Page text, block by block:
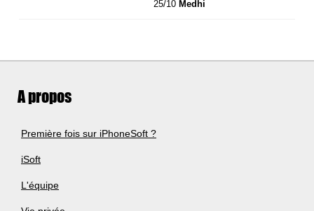
25/10 Medhi
A propos
Première fois sur iPhoneSoft ?
iSoft
L'équipe